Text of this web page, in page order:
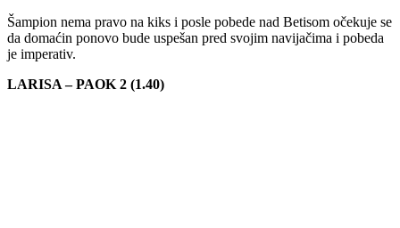
Šampion nema pravo na kiks i posle pobede nad Betisom očekuje se
da domaćin ponovo bude uspešan pred svojim navijačima i pobeda
je imperativ.
LARISA – PAOK 2 (1.40)